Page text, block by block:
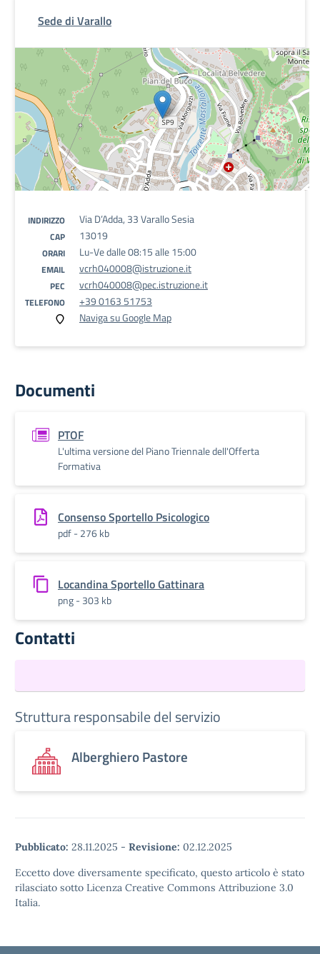
Sede di Varallo
INDIRIZZO Via D’Adda, 33 Varallo Sesia
CAP 13019
ORARI Lu-Ve dalle 08:15 alle 15:00
EMAIL vcrh040008@istruzione.it
PEC vcrh040008@pec.istruzione.it
TELEFONO
+39 0163 51753
Naviga su Google Map
Documenti
PTOF
L'ultima versione del Piano Triennale dell'Offerta
Formativa
Consenso Sportello Psicologico
pdf - 276 kb
Locandina Sportello Gattinara
png - 303 kb
Contatti
Struttura responsabile del servizio
Alberghiero Pastore
Pubblicato: 28.11.2025 - Revisione: 02.12.2025
Eccetto dove diversamente specificato, questo articolo è stato
rilasciato sotto Licenza Creative Commons Attribuzione 3.0
Italia.